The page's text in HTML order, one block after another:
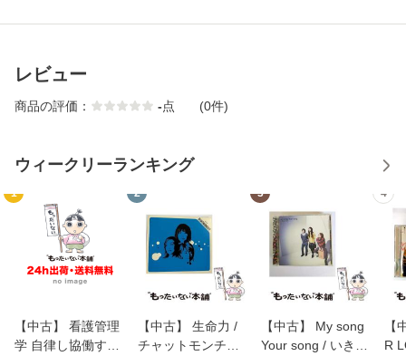
レビュー
商品の評価： -点 (0件)
ウィークリーランキング
1
【中古】 看護管理
学 自律し協働する
2
【中古】 生命力 /
チャットモンチー /
3
【中古】 My song
Your song / いきも
4
【
R